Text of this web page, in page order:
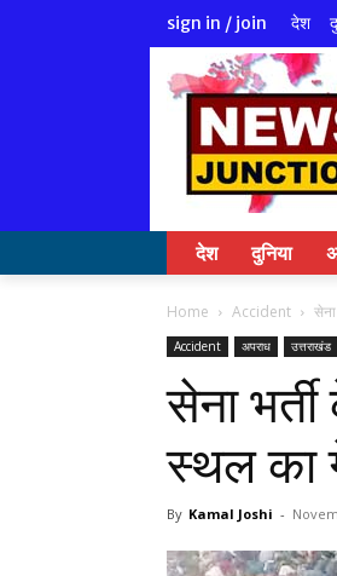
sign in / join देश
देश दुनिया
Home Accident
Accident अपराध उत्तराखंड
सेना
स्थल का
By Kamal Joshi -